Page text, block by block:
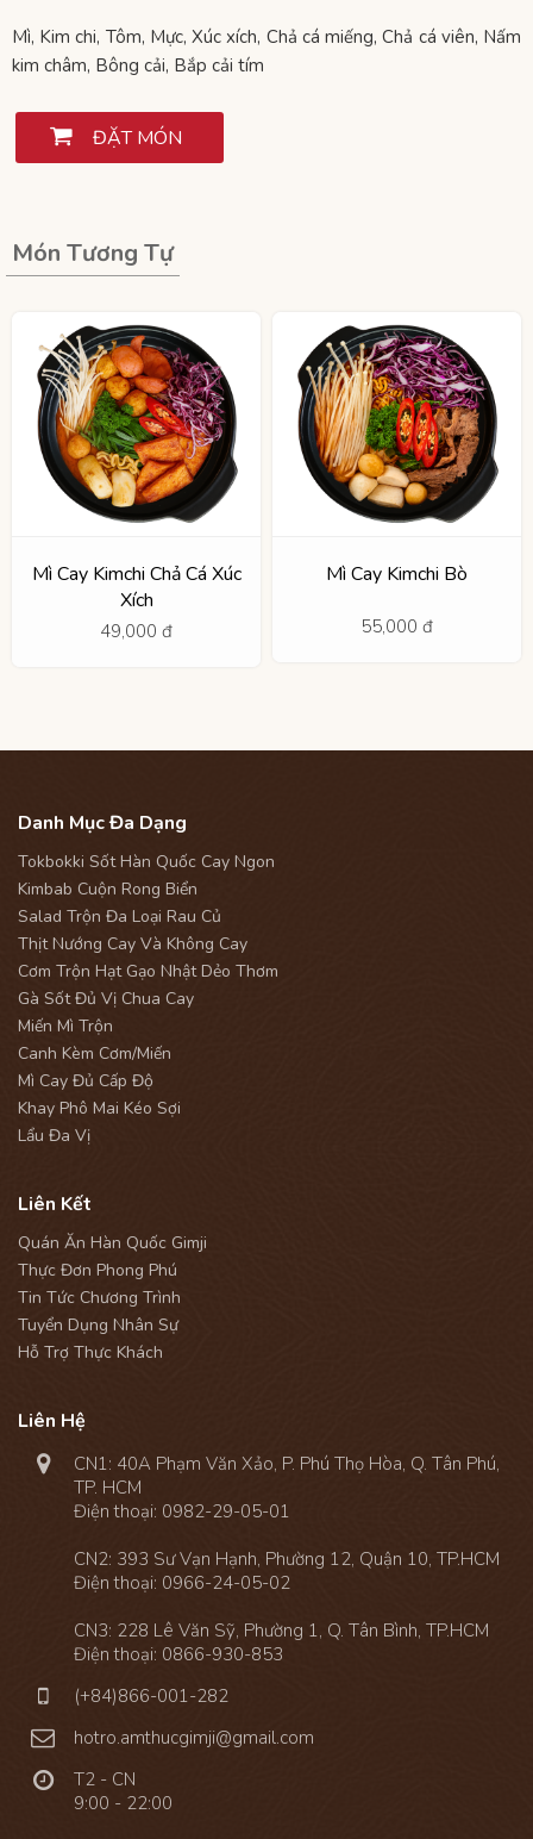
Mì, Kim chi, Tôm, Mực, Xúc xích, Chả cá miếng, Chả cá viên, Nấm
kim châm, Bông cải, Bắp cải tím
 ĐẶT MÓN
Món Tương Tự
Mì Cay Kimchi Chả Cá Xúc
Xích
49,000 đ
Mì Cay Kimchi Bò
55,000 đ
Danh Mục Đa Dạng
Tokbokki Sốt Hàn Quốc Cay Ngon
Kimbab Cuộn Rong Biển
Salad Trộn Đa Loại Rau Củ
Thịt Nướng Cay Và Không Cay
Cơm Trộn Hạt Gạo Nhật Dẻo Thơm
Gà Sốt Đủ Vị Chua Cay
Miến Mì Trộn
Canh Kèm Cơm/Miến
Mì Cay Đủ Cấp Độ
Khay Phô Mai Kéo Sợi
Lẩu Đa Vị
Liên Kết
Quán Ăn Hàn Quốc Gimji
Thực Đơn Phong Phú
Tin Tức Chương Trình
Tuyển Dụng Nhân Sự
Hỗ Trợ Thực Khách
Liên Hệ

CN1: 40A Phạm Văn Xảo, P. Phú Thọ Hòa, Q. Tân Phú,
TP. HCM
Điện thoại: 0982-29-05-01
CN2: 393 Sư Vạn Hạnh, Phường 12, Quận 10, TP.HCM
Điện thoại: 0966-24-05-02
CN3: 228 Lê Văn Sỹ, Phường 1, Q. Tân Bình, TP.HCM
Điện thoại: 0866-930-853

(+84)866-001-282

hotro.amthucgimji@gmail.com

T2 - CN
9:00 - 22:00